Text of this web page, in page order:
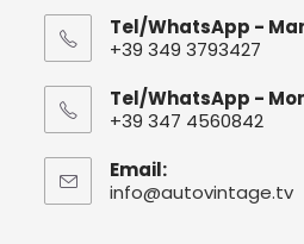
Tel/WhatsApp -
+39 349 3793427
Tel/WhatsApp -
+39 347 4560842
Email:
info@autovintage.tv